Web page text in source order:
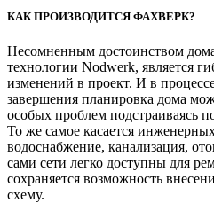
КАК ПРОИЗВОДИТСЯ ФАХВЕРК?
Несомненным достоинством
технологии Nodwerk, является
изменений в проект. И в
завершения планировка дома
особых проблем подстраиваясь
То же самое касается
водоснабжение, канализация,
сами сети легко доступны для
сохраняется возможность
схему.